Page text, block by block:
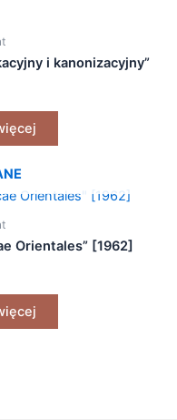
i kanonizacyjny”
Orientales” [1962]